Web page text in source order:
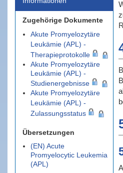
Zugehörige Dokumente
Akute Promyelozytäre
Leukämie (APL) -
Therapieprotokolle
Akute Promyelozytäre
Leukämie (APL) -
Studienergebnisse
Akute Promyelozytäre
Leukämie (APL) -
Zulassungsstatus
Übersetzungen
(EN) Acute
Promyelocytic Leukemia
(APL)